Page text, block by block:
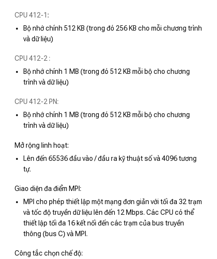
CPU 412-1 :
Bộ nhớ chính 512 KB (trong đó 256 KB cho mỗi chương trình
và dữ liệu)
CPU 412-2 :
Bộ nhớ chính 1 MB (trong đó 512 KB mỗi bộ cho chương
trình và dữ liệu)
CPU 412-2 PN:
Bộ nhớ chính 1 MB (trong đó 512 KB mỗi bộ cho chương
trình và dữ liệu)
Mở rộng linh hoạt:
Lên đến 65536 đầu vào / đầu ra kỹ thuật số và 4096 tương
tự.
Giao diện đa điểm MPI:
MPI cho phép thiết lập một mạng đơn giản với tối đa 32 trạm
và tốc độ truyền dữ liệu lên đến 12 Mbps. Các CPU có thể
thiết lập tối đa 16 kết nối đến các trạm của bus truyền
thông (bus C) và MPI.
Công tắc chọn chế độ: